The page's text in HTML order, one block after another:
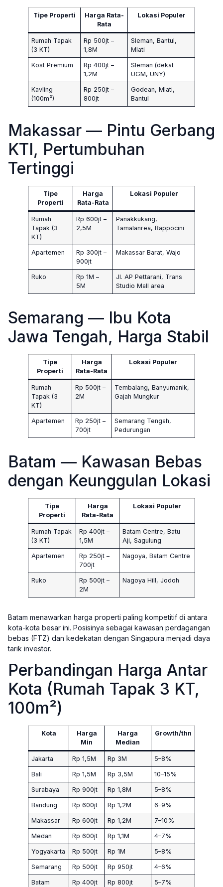
Tipe Properti
Harga Rata-
Rata
Lokasi Populer
Rumah Tapak
(3 KT)
Rp 500jt –
1,8M
Sleman, Bantul,
Mlati
Kost Premium
Rp 400jt –
1,2M
Sleman (dekat
UGM, UNY)
Kavling
(100m²)
Rp 250jt –
800jt
Godean, Mlati,
Bantul
Makassar — Pintu Gerbang
KTI, Pertumbuhan
Tertinggi
Tipe
Properti
Harga
Rata-Rata
Lokasi Populer
Rumah
Tapak (3
KT)
Rp 600jt –
2,5M
Panakkukang,
Tamalanrea, Rappocini
Apartemen
Rp 300jt –
900jt
Makassar Barat, Wajo
Ruko
Rp 1M –
5M
Jl. AP Pettarani, Trans
Studio Mall area
Semarang — Ibu Kota
Jawa Tengah, Harga Stabil
Tipe
Properti
Harga
Rata-Rata
Lokasi Populer
Rumah
Tapak (3
KT)
Rp 500jt –
2M
Tembalang, Banyumanik,
Gajah Mungkur
Apartemen
Rp 250jt –
700jt
Semarang Tengah,
Pedurungan
Batam — Kawasan Bebas
dengan Keunggulan Lokasi
Tipe
Properti
Harga
Rata-Rata
Lokasi Populer
Rumah Tapak
(3 KT)
Rp 400jt –
1,5M
Batam Centre, Batu
Aji, Sagulung
Apartemen
Rp 250jt –
700jt
Nagoya, Batam Centre
Ruko
Rp 500jt –
2M
Nagoya Hill, Jodoh
Batam menawarkan harga properti paling kompetitif di antara
kota-kota besar ini. Posisinya sebagai kawasan perdagangan
bebas (FTZ) dan kedekatan dengan Singapura menjadi daya
tarik investor.
Perbandingan Harga Antar
Kota (Rumah Tapak 3 KT,
100m²)
Kota
Harga
Min
Harga
Median
Growth/thn
Jakarta Rp 1,5M Rp 3M 5–8%
Bali Rp 1,5M Rp 3,5M 10–15%
Surabaya Rp 900jt Rp 1,8M 5–8%
Bandung Rp 600jt Rp 1,2M 6–9%
Makassar Rp 600jt Rp 1,2M 7–10%
Medan Rp 600jt Rp 1,1M 4–7%
Yogyakarta Rp 500jt Rp 1M 5–8%
Semarang Rp 500jt Rp 950jt 4–6%
Batam Rp 400jt Rp 800jt 5–7%